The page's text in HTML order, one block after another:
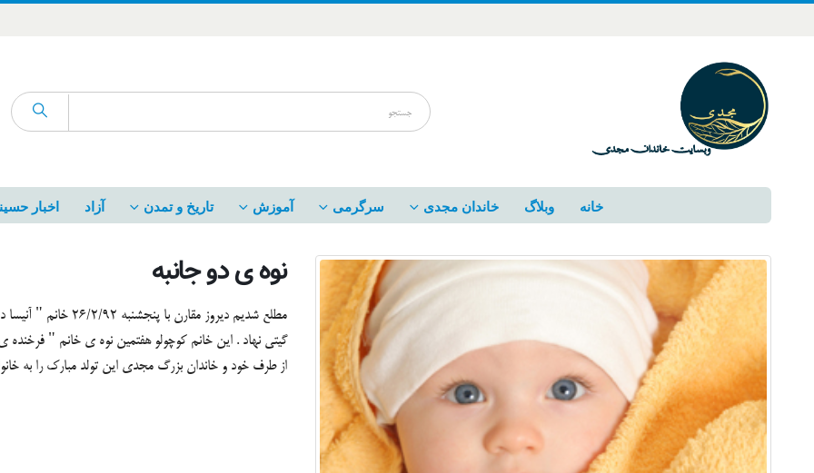
خانه وبلاگ خاندان مجدی سرگرمی آموزش تاریخ و تمدن آزاد اخبار
نوه ی دو جانبه
مطلع شدیم دیروز
گیتی نهاد . این خانم کوچولو هفتمین نوه ی خانم "
از طرف خود و خاندان بزرگ مجدی این تولد مبارک را به